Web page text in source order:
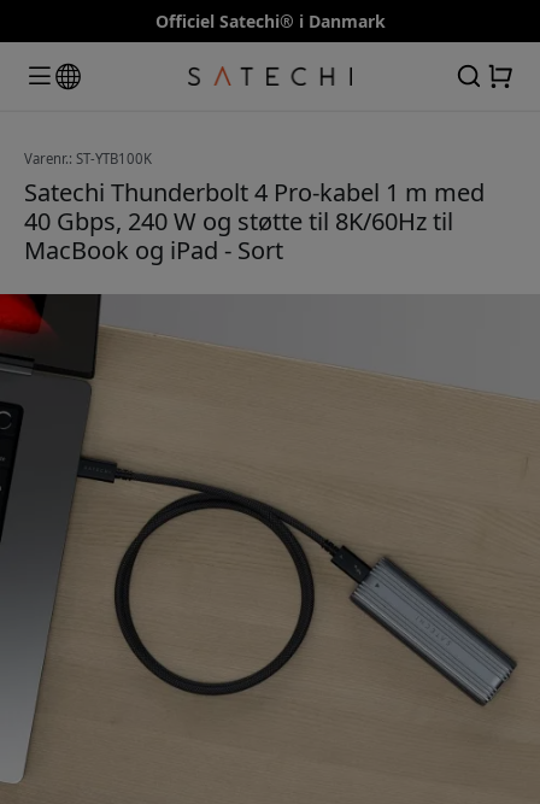
Officiel Satechi® i Danmark
Varenr.: ST-YTB100K
Satechi Thunderbolt 4 Pro-kabel 1 m med
40 Gbps, 240 W og støtte til 8K/60Hz til
MacBook og iPad - Sort